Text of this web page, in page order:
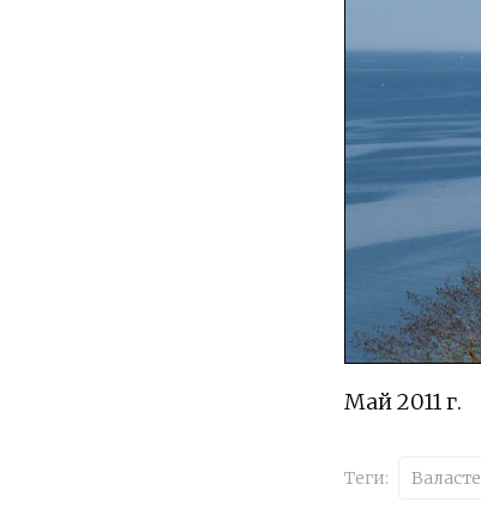
Май 2011 г.
Теги: Валасте